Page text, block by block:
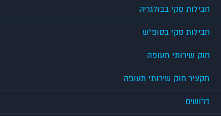
חבילות סקי בבולגריה
חבילות סקי בסופ"ש
חוק שירותי תעופה
תקציר חוק שירותי תעופה
דרושים